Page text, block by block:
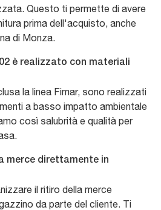
Questo ti permette di avere
prima dell'acquisto, anche
di Monza.
è realizzato con materiali
la linea Fimar, sono realizzati
a basso impatto ambientale
così salubrità e qualità per
merce direttamente in
il ritiro della merce
da parte del cliente. Ti